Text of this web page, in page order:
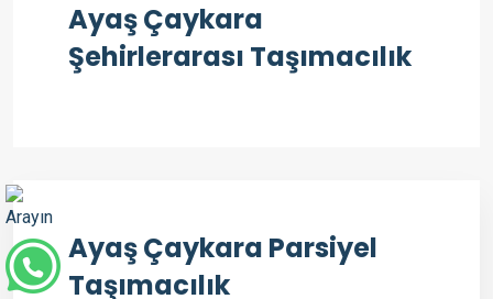
Ayaş Çaykara
Şehirlerarası Taşımacılık
Ayaş Çaykara Parsiyel
Taşımacılık